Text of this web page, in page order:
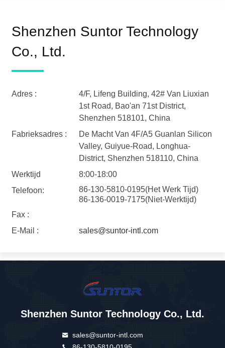
Shenzhen Suntor Technology
Co., Ltd.
Adres :
4/F, Lifeng Building, 42# Van Liuxian
1st Road, Bao'an 71st District,
Shenzhen 518101, China
Fabrieksadres :
De Macht Van 4F/A5 Guanlan Silicon
Valley, Guiyue-Road, Longhua-
District, Shenzhen 518110, China
Werktijd
8:00-18:00
Telefoon:
86-130-5810-0195(Het Werk Tijd)
86-136-0019-7175(Niet-Werktijd)
Fax :
E-Mail :
sales@suntor-intl.com
Shenzhen Suntor Technology Co., Ltd.
sales@suntor-intl.com